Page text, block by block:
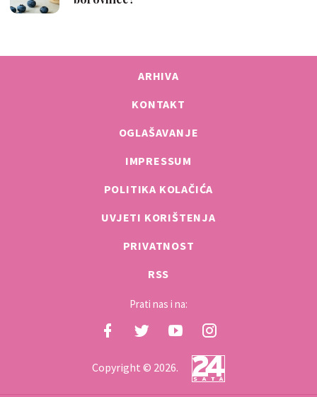
ARHIVA
KONTAKT
OGLAŠAVANJE
IMPRESSUM
POLITIKA KOLAČIĆA
UVJETI KORIŠTENJA
PRIVATNOST
RSS
Prati nas i na:
Copyright © 2026.